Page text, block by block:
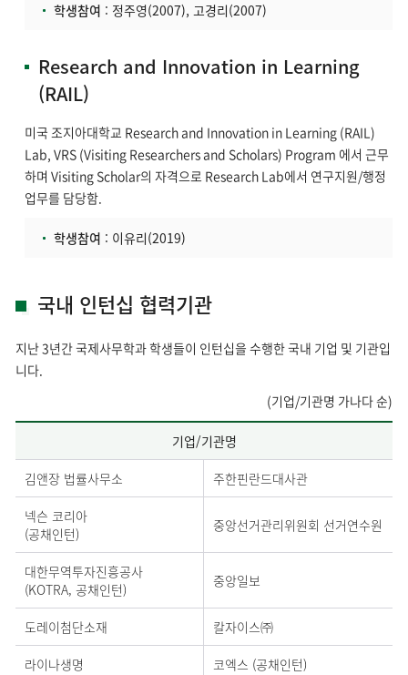
학생참여 : 정주영(2007), 고경리(2007)
Research and Innovation in Learning
(RAIL)
미국 조지아대학교 Research and Innovation in Learning (RAIL)
Lab, VRS (Visiting Researchers and Scholars) Program 에서 근무
하며 Visiting Scholar의 자격으로 Research Lab에서 연구지원/행정
업무를 담당함.
학생참여 : 이유리(2019)
국내 인턴십 협력기관
지난 3년간 국제사무학과 학생들이 인턴십을 수행한 국내 기업 및 기관입
니다.
(기업/기관명 가나다 순)
기업/기관명
김앤장 법률사무소 주한핀란드대사관
넥슨 코리아
(공채인턴)
중앙선거관리위원회 선거연수원
대한무역투자진흥공사
(KOTRA, 공채인턴)
중앙일보
도레이첨단소재 칼자이스㈜
라이나생명 코엑스 (공채인턴)